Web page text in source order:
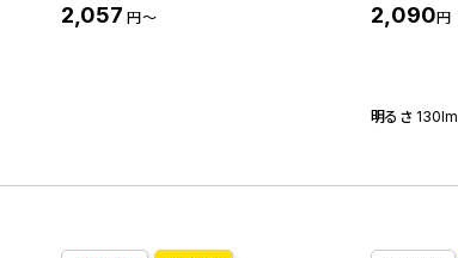
2,057 円～ 2,090円
明るさ 130lm